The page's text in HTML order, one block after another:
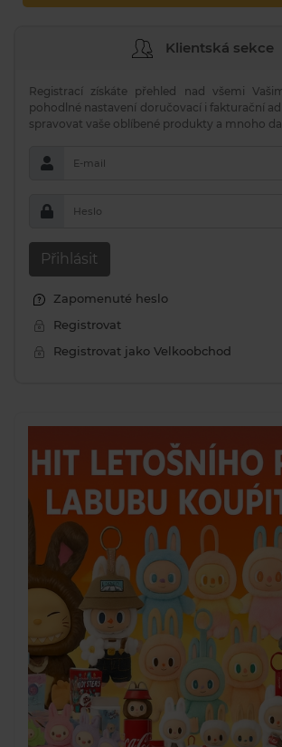
Klientská sekce
Registrací získáte přehled nad všemi
pohodlné nastavení doručovací i fakturační
spravovat vaše oblíbené produkty a mnoho
E-mail
Heslo
Přihlásit
Zapomenuté heslo
Registrovat
Registrovat jako Velkoobchod